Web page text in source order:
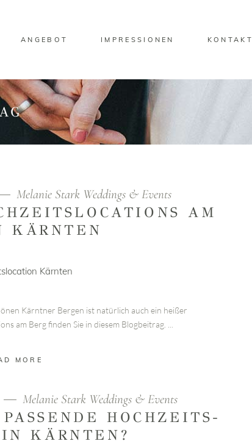
ANGEBOT IMPRESSIONEN KONTAKT
Melanie Stark Weddings & Events
AM
KÄRNTEN
Kärntner Bergen ist natürlich auch ein heißer
am Berg finden Sie in diesem Blogbeitrag.
MORE
Melanie Stark Weddings & Events
HOCHZEITS­
KÄRNTEN?